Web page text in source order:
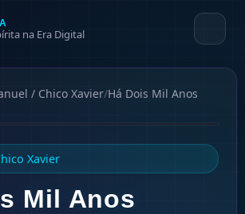
na Era Digital
/ Chico Xavier/Há Dois Mil Anos
Xavier
Mil Anos